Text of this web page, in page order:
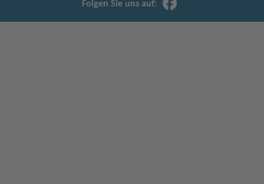
Folgen Sie uns auf: